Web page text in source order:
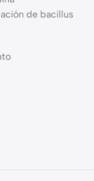
de bacillus